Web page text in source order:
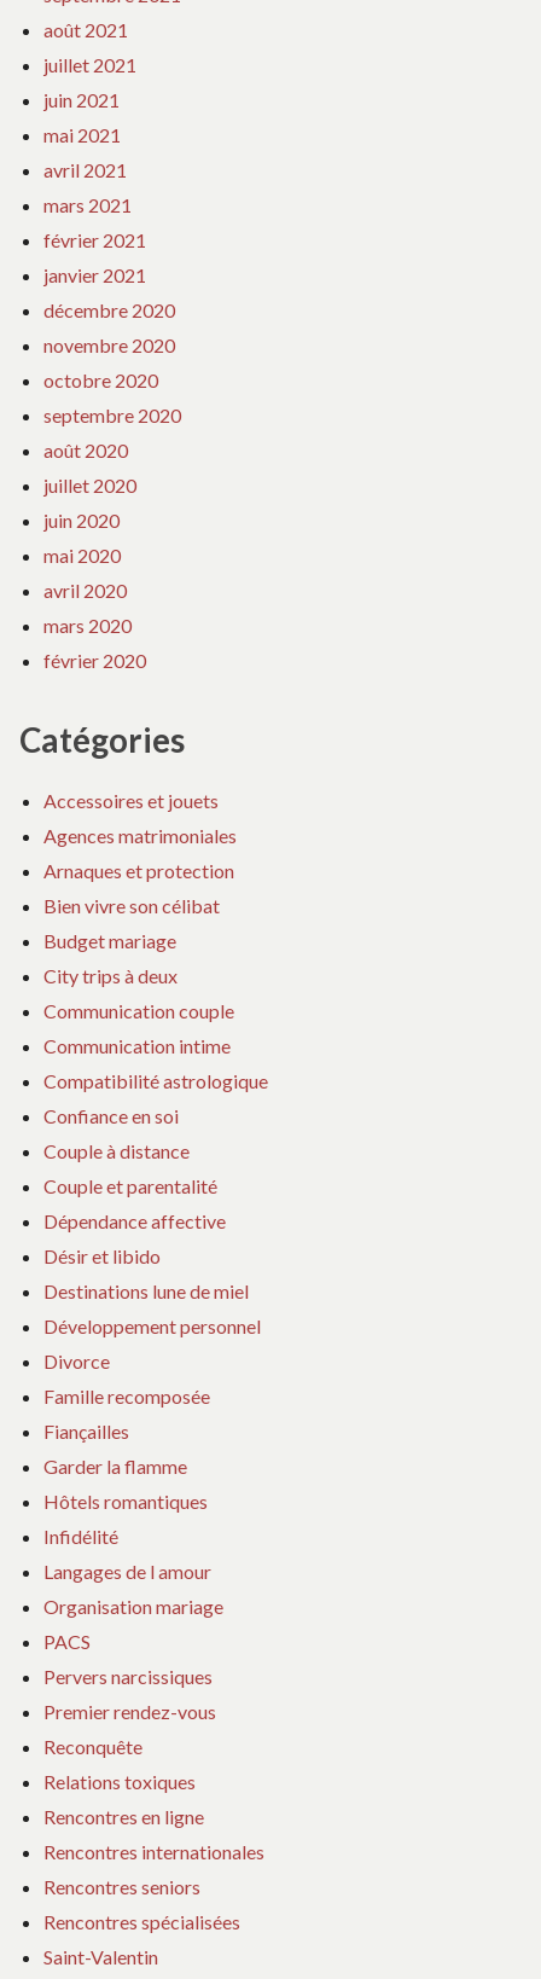
août 2021
juillet 2021
juin 2021
mai 2021
avril 2021
mars 2021
février 2021
janvier 2021
décembre 2020
novembre 2020
octobre 2020
septembre 2020
août 2020
juillet 2020
juin 2020
mai 2020
avril 2020
mars 2020
février 2020
Catégories
Accessoires et jouets
Agences matrimoniales
Arnaques et protection
Bien vivre son célibat
Budget mariage
City trips à deux
Communication couple
Communication intime
Compatibilité astrologique
Confiance en soi
Couple à distance
Couple et parentalité
Dépendance affective
Désir et libido
Destinations lune de miel
Développement personnel
Divorce
Famille recomposée
Fiançailles
Garder la flamme
Hôtels romantiques
Infidélité
Langages de l amour
Organisation mariage
PACS
Pervers narcissiques
Premier rendez-vous
Reconquête
Relations toxiques
Rencontres en ligne
Rencontres internationales
Rencontres seniors
Rencontres spécialisées
Saint-Valentin